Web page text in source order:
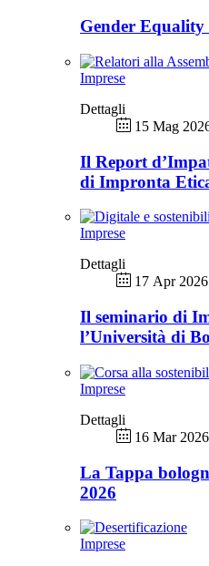
Gender Equality
Imprese
Dettagli
15 Mag
Il Report
di Impronta
Imprese
Dettagli
17 Apr 2026
Il seminario di
l’Università di
Imprese
Dettagli
16 Mar 2026
La Tappa
2026
Imprese